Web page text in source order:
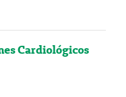
Cardiológicos